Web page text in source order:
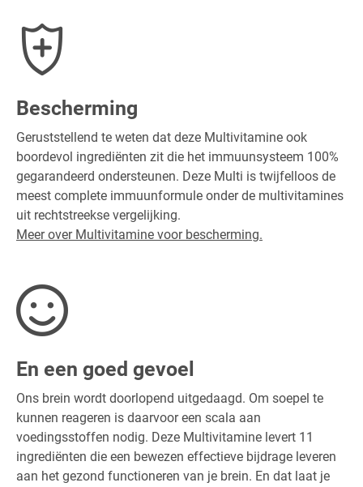
Bescherming
Geruststellend te weten dat deze Multivitamine ook
boordevol ingrediënten zit die het immuunsysteem 100%
gegarandeerd ondersteunen. Deze Multi is twijfelloos de
meest complete immuunformule onder de multivitamines
uit rechtstreekse vergelijking.
Meer over Multivitamine voor bescherming.
En een goed gevoel
Ons brein wordt doorlopend uitgedaagd. Om soepel te
kunnen reageren is daarvoor een scala aan
voedingsstoffen nodig. Deze Multivitamine levert 11
ingrediënten die een bewezen effectieve bijdrage leveren
aan het gezond functioneren van je brein. En dat laat je